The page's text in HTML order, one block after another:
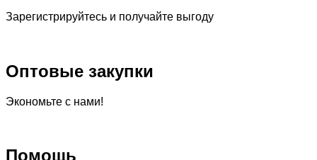
Зарегистрируйтесь и получайте выгоду
Оптовые закупки
Экономьте с нами!
Помощь